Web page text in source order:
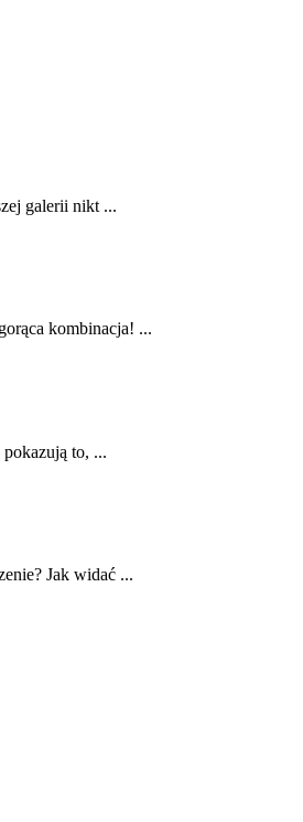
galerii nikt ...
kombinacja! ...
to, ...
Jak widać ...